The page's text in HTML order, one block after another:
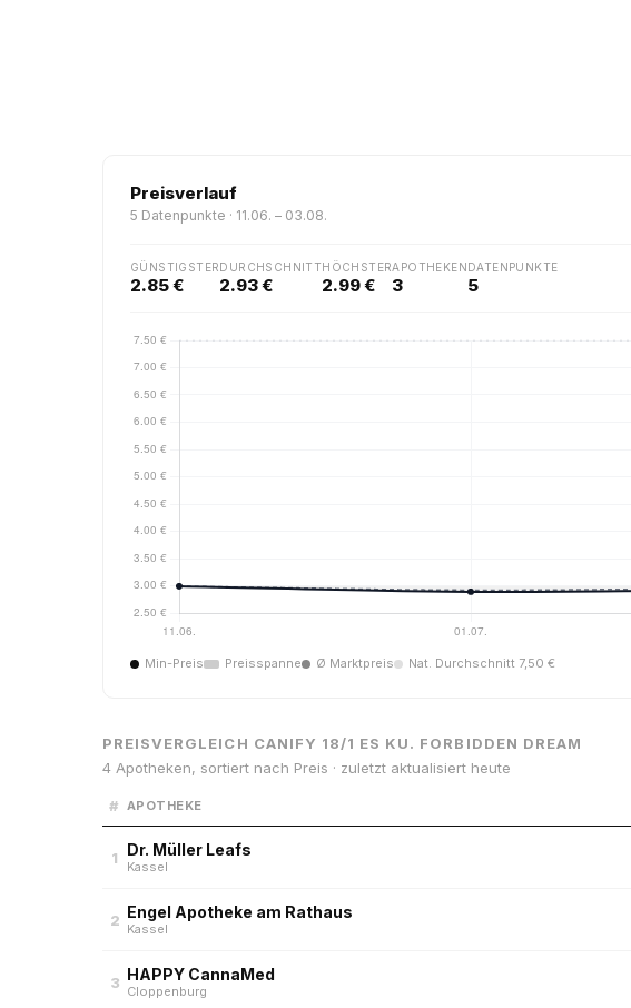
Preisverlauf
5 Datenpunkte · 11.06. – 03.08.
GÜNSTIGSTER
2.85 €
DURCHSCHNITT
2.93 €
HÖCHSTER
2.99 €
APOTHEKEN
3
DATENPUNKTE
5
Min-Preis Preisspanne Ø Marktpreis Nat. Durchschnitt 7,50 €
PREISVERGLEICH CANIFY 18/1 ES KU. FORBIDDEN DREAM
4 Apotheken, sortiert nach Preis · zuletzt aktualisiert heute
# APOTHEKE
1 Dr. Müller Leafs
Kassel
2 Engel Apotheke am Rathaus
Kassel
3 HAPPY CannaMed
Cloppenburg